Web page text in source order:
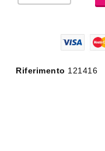
Riferimento 121416